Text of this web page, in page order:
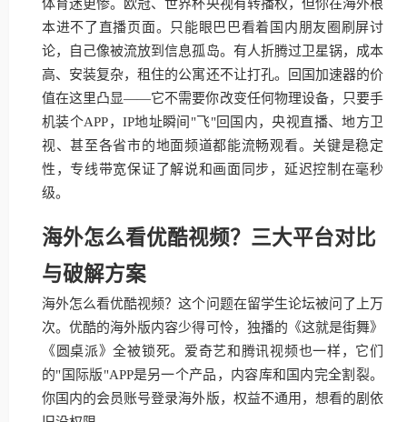
体育迷更惨。欧冠、世界杯央视有转播权，但你在海外根
本进不了直播页面。只能眼巴巴看着国内朋友圈刷屏讨
论，自己像被流放到信息孤岛。有人折腾过卫星锅，成本
高、安装复杂，租住的公寓还不让打孔。回国加速器的价
值在这里凸显——它不需要你改变任何物理设备，只要手
机装个APP，IP地址瞬间"飞"回国内，央视直播、地方卫
视、甚至各省市的地面频道都能流畅观看。关键是稳定
性，专线带宽保证了解说和画面同步，延迟控制在毫秒
级。
海外怎么看优酷视频？三大平台对比
与破解方案
海外怎么看优酷视频？这个问题在留学生论坛被问了上万
次。优酷的海外版内容少得可怜，独播的《这就是街舞》
《圆桌派》全被锁死。爱奇艺和腾讯视频也一样，它们
的"国际版"APP是另一个产品，内容库和国内完全割裂。
你国内的会员账号登录海外版，权益不通用，想看的剧依